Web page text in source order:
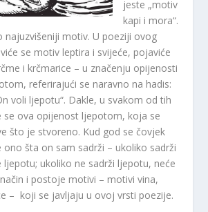
jeste „motiv
kapi i mora“.
najuzvišeniji motiv. U poeziji ovog
se motiv leptira i svijeće, pojaviće
i krčmarice – u značenju opijenosti
referirajući se naravno na hadis:
voli ljepotu“. Dakle, u svakom od tih
se ova opijenost ljepotom, koja se
što je stvoreno. Kud god se čovjek
ono šta on sam sadrži – ukoliko sadrži
ukoliko ne sadrži ljepotu, neće
i postoje motivi – motivi vina,
– koji se javljaju u ovoj vrsti poezije.